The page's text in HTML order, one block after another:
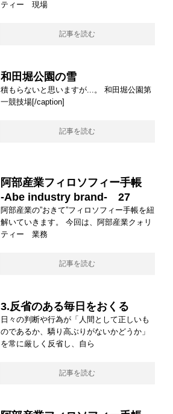
ティー 現場
記事を読む
和田堀公園の雪
積もらないと思いますが...。 和田堀公園第
一競技場[/caption]
記事を読む
阿部産業フィロソフィー手帳
-Abe industry brand- 27
阿部産業の”おきて”フィロソフィー手帳を紐
解いていきます。 今回は、阿部産業クォリ
ティー 業務
記事を読む
3.反省のある毎日をおくる
日々の判断や行為が「人間として正しいも
のであるか、驕り高ぶりがないかどうか」
を常に厳しく反省し、自ら
記事を読む